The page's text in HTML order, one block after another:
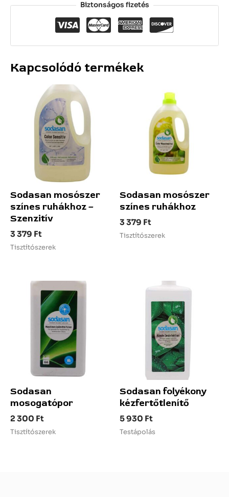
Biztonságos fizetés
Kapcsolódó termékek
Sodasan mosószer
színes ruhákhoz –
Szenzitív
3 379 Ft
Tisztítószerek
Sodasan mosószer
színes ruhákhoz
3 379 Ft
Tisztítószerek
Sodasan
mosogatópor
2 300 Ft
Tisztítószerek
Sodasan folyékony
kézfertőtlenítő
5 930 Ft
Testápolás